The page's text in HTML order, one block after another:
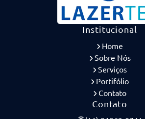
Institucional
Home
Sobre Nós
Serviços
Portifólio
Contato
Contato